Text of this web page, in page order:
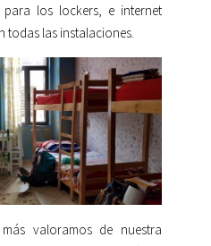
los lockers, e internet
todas las instalaciones.
valoramos de nuestra